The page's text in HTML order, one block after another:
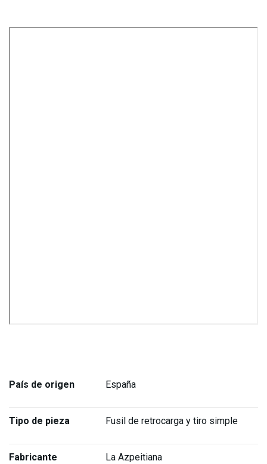
País de origen España
Tipo de pieza Fusil de retrocarga y tiro simple
Fabricante La Azpeitiana